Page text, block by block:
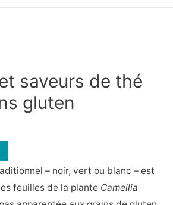
saveurs de thé
gluten
– noir, vert ou blanc – est
feuilles de la plante Camellia